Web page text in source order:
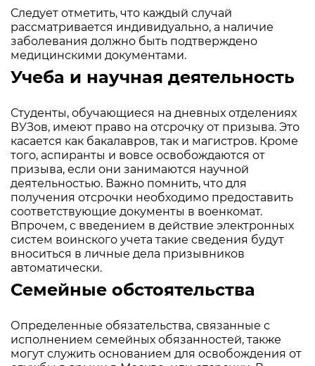
Следует отметить, что каждый случай
рассматривается индивидуально, а наличие
заболевания должно быть подтверждено
медицинскими документами.
Учеба и научная деятельность
Студенты, обучающиеся на дневных отделениях
ВУЗов, имеют право на отсрочку от призыва. Это
касается как бакалавров, так и магистров. Кроме
того, аспиранты и вовсе освобождаются от
призыва, если они занимаются научной
деятельностью. Важно помнить, что для
получения отсрочки необходимо предоставить
соответствующие документы в военкомат.
Впрочем, с введением в действие электронных
систем воинского учета такие сведения будут
вноситься в личные дела призывников
автоматически.
Семейные обстоятельства
Определенные обязательства, связанные с
исполнением семейных обязанностей, также
могут служить основанием для освобождения от